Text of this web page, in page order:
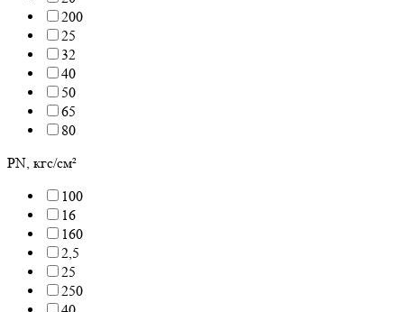
200
25
32
40
50
65
80
PN, кгс/см²
100
16
160
2,5
25
250